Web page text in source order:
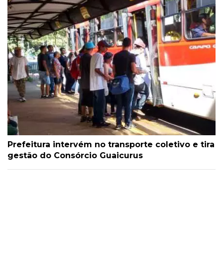
Prefeitura intervém no transporte coletivo e tira
gestão do Consórcio Guaicurus